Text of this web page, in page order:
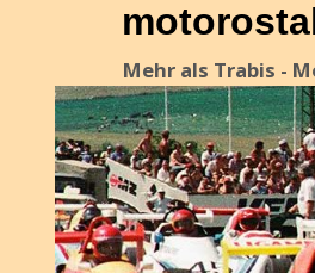
Mehr als Trabis -